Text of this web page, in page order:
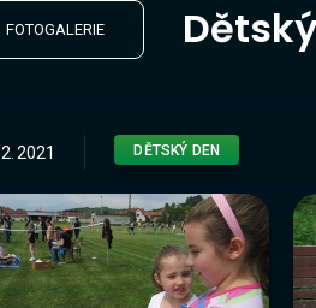
FOTOGALERIE
2 2021 DĚTSKÝ DEN